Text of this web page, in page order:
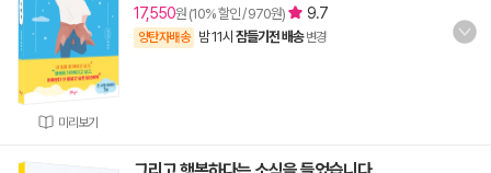
미리보기
17,550원 (10% 할인 / 970원) 9.7
양탄자배송 밤 11시 잠들기전 배송 변경